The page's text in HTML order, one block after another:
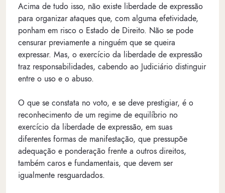
Acima de tudo isso, não existe liberdade de expressão
para organizar ataques que, com alguma efetividade,
ponham em risco o Estado de Direito. Não se pode
censurar previamente a ninguém que se queira
expressar. Mas, o exercício da liberdade de expressão
traz responsabilidades, cabendo ao Judiciário distinguir
entre o uso e o abuso.
O que se constata no voto, e se deve prestigiar, é o
reconhecimento de um regime de equilíbrio no
exercício da liberdade de expressão, em suas
diferentes formas de manifestação, que pressupõe
adequação e ponderação frente a outros direitos,
também caros e fundamentais, que devem ser
igualmente resguardados.